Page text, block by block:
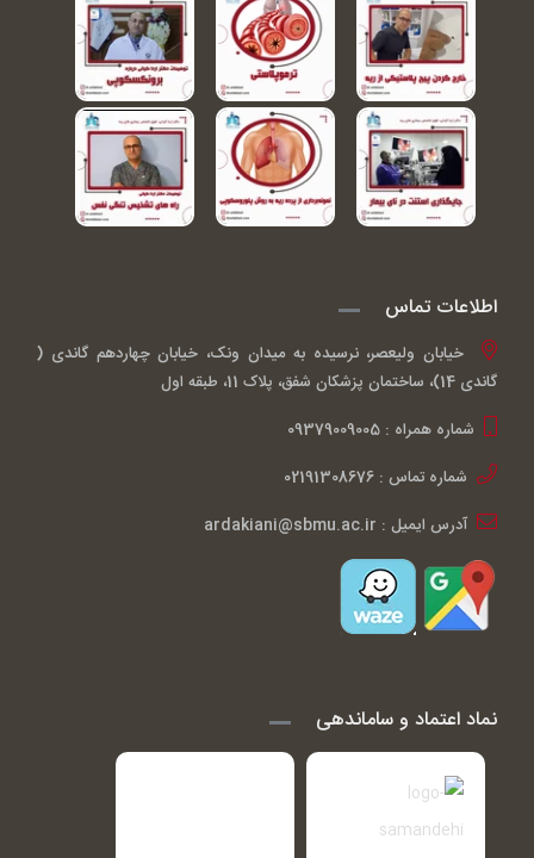
اطلاعات تماس
خیابان ولیعصر، نرسیده به میدان ونک، خیابان چهاردهم گاندی (
گاندی 14)، ساختمان پزشکان شفق، پلاک 11، طبقه اول
شماره همراه : 09379009005
شماره تماس : 02191308676
آدرس ایمیل : ardakiani@sbmu.ac.ir
نماد اعتماد و ساماندهی